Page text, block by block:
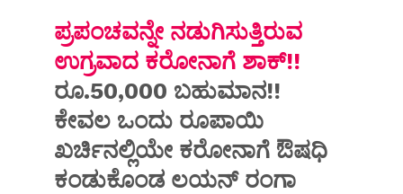
ಪ್ರಪಂಚವನ್ನೇ ನಡುಗಿಸುತ್ತಿರುವ
ಉಗ್ರವಾದ ಕರೋನಾಗೆ ಶಾಕ್!!
ರೂ.50,000 ಬಹುಮಾನ!!
ಕೇವಲ ಒಂದು ರೂಪಾಯಿ
ಖರ್ಚಿನಲ್ಲಿಯೇ ಕರೋನಾಗೆ ಔಷಧಿ
ಕಂಡುಕೊಂಡ ಲಯನ್ ರಂಗಾ